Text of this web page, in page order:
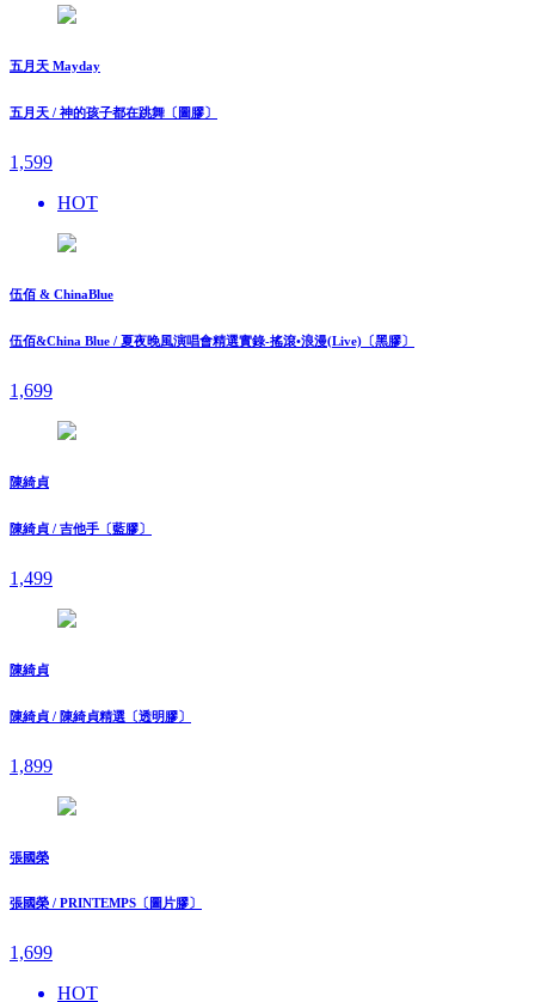
五月天 Mayday
五月天 / 神的孩子都在跳舞〔圖膠〕
1,599
HOT
伍佰 & ChinaBlue
伍佰&China Blue / 夏夜晚風演唱會精選實錄-搖滾•浪漫(Live)〔黑膠〕
1,699
陳綺貞
陳綺貞 / 吉他手〔藍膠〕
1,499
陳綺貞
陳綺貞 / 陳綺貞精選〔透明膠〕
1,899
張國榮
張國榮 / PRINTEMPS〔圖片膠〕
1,699
HOT